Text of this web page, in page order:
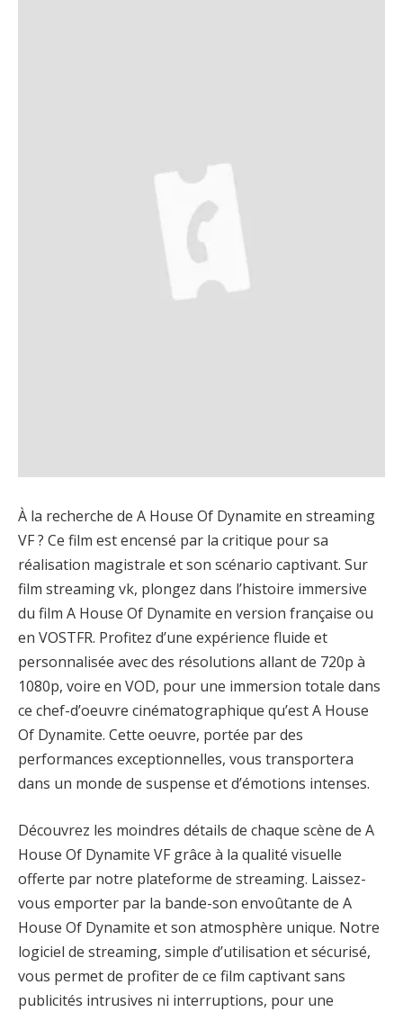
À la recherche de A House Of Dynamite en streaming
VF ? Ce film est encensé par la critique pour sa
réalisation magistrale et son scénario captivant. Sur
film streaming vk, plongez dans l’histoire immersive
du film A House Of Dynamite en version française ou
en VOSTFR. Profitez d’une expérience fluide et
personnalisée avec des résolutions allant de 720p à
1080p, voire en VOD, pour une immersion totale dans
ce chef-d’oeuvre cinématographique qu’est A House
Of Dynamite. Cette oeuvre, portée par des
performances exceptionnelles, vous transportera
dans un monde de suspense et d’émotions intenses.
Découvrez les moindres détails de chaque scène de A
House Of Dynamite VF grâce à la qualité visuelle
offerte par notre plateforme de streaming. Laissez-
vous emporter par la bande-son envoûtante de A
House Of Dynamite et son atmosphère unique. Notre
logiciel de streaming, simple d’utilisation et sécurisé,
vous permet de profiter de ce film captivant sans
publicités intrusives ni interruptions, pour une